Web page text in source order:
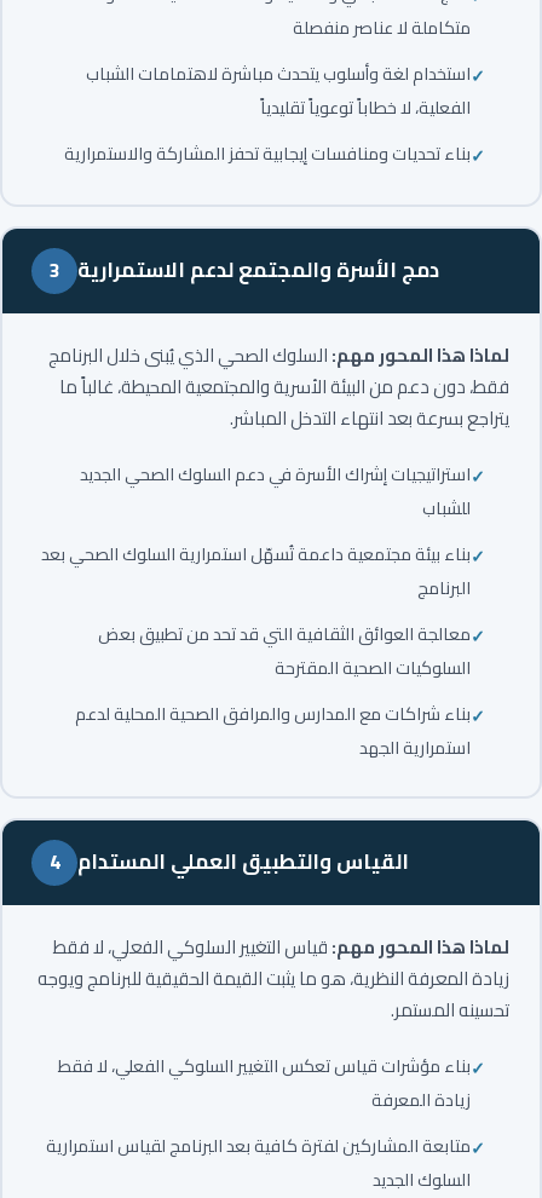
متكاملة لا عناصر منفصلة
استخدام لغة وأسلوب يتحدث مباشرة لاهتمامات الشباب
الفعلية، لا خطاباً توعوياً تقليدياً
بناء تحديات ومنافسات إيجابية تحفز المشاركة والاستمرارية
3 دمج الأسرة والمجتمع لدعم الاستمرارية
لماذا هذا المحور مهم:السلوك الصحي الذي يُبنى خلال البرنامج
فقط، دون دعم من البيئة الأسرية والمجتمعية المحيطة، غالباً ما
يتراجع بسرعة بعد انتهاء التدخل المباشر.
استراتيجيات إشراك الأسرة في دعم السلوك الصحي الجديد
للشباب
بناء بيئة مجتمعية داعمة تُسهّل استمرارية السلوك الصحي بعد
البرنامج
معالجة العوائق الثقافية التي قد تحد من تطبيق بعض
السلوكيات الصحية المقترحة
بناء شراكات مع المدارس والمرافق الصحية المحلية لدعم
استمرارية الجهد
4 القياس والتطبيق العملي المستدام
لماذا هذا المحور مهم:قياس التغيير السلوكي الفعلي، لا فقط
زيادة المعرفة النظرية، هو ما يثبت القيمة الحقيقية للبرنامج ويوجه
تحسينه المستمر.
بناء مؤشرات قياس تعكس التغيير السلوكي الفعلي، لا فقط
زيادة المعرفة
متابعة المشاركين لفترة كافية بعد البرنامج لقياس استمرارية
السلوك الجديد